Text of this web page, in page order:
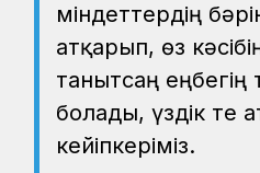
міндеттердің
атқарып, өз
танытсаң
болады, үздік те
кейіпкеріміз.